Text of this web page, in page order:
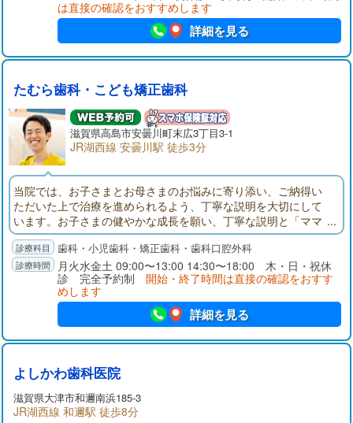
は直接の確認をおすすめします
詳細を見る
たむら歯科・こども矯正歯科
滋賀県高島市安曇川町末広3丁目3-1
JR湖西線 安曇川駅 徒歩3分
当院では、お子さまとお母さまのお悩みに寄り添い、ご納得い
ただいた上で治療を進められるよう、丁寧な説明を大切にして
います。お子さまの健やかな成長を願い、丁寧な説明と「ママ
ほめ」を大切に、ご納得いただける治療をご提供いたします。
「うちの子に合うかな」「きちんと続けられるかな」――そん
なお気持ちを抱える保護者の方に寄り添いながら、将来につな
がる顎の発育と健やかな歯並びをサポートしていきます。
歯科・小児歯科・矯正歯科・歯科口腔外科
月火水金土 09:00〜13:00 14:30〜18:00 木・日・祝休
診 完全予約制 開始・終了時間は直接の確認をおすす
めします
詳細を見る
よしかわ歯科医院
滋賀県大津市和邇南浜185-3
JR湖西線 和邇駅 徒歩8分